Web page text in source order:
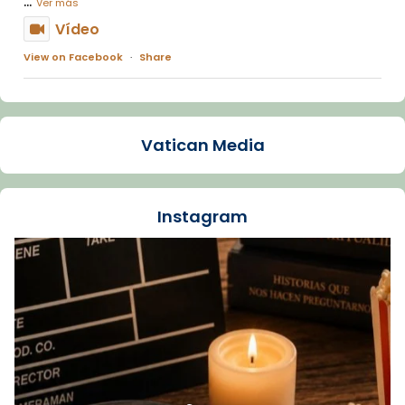
Vídeo
View on Facebook · Share
Arquebisbat de Barcelona
La Carmina va patir depressió. Fa gairebé
dos mesos, a l'Estadi Lluís Companys, la
Recupera l'entrevista comp
Vatican
tican News 👇
www.vaticannews.va/es/iglesia/news/2026-
07/carmina-historia-depresion-papa-viaje-
espana-testimoni...
Foto
Vatican Media
Instagram